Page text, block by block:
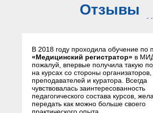
Отзывы
слушателей
В 2018 году проходила обучение по
«Медицинский регистратор» в
пожалуй, впервые получила такую
на курсах со стороны организаторов,
преподавателей и куратора. Всегда
чувствовалась заинтересованность
педагогического состава курсов,
передать как можно больше своего